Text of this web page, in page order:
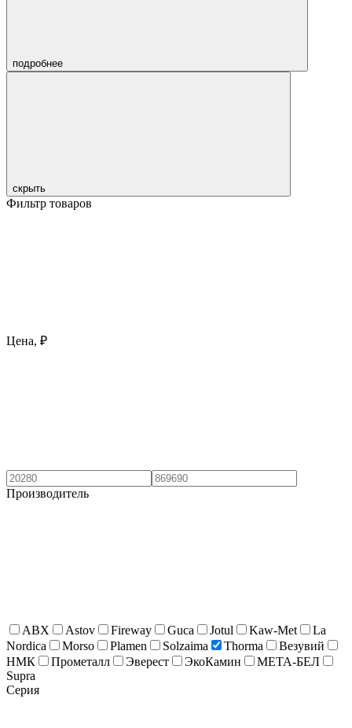
подробнее
скрыть
Фильтр товаров
Цена, ₽
Производитель
ABX Astov Fireway Guca Jotul Kaw-Met
La
Nordica
Morso Plamen Solzaima Thorma
Везувий
НМК
Прометалл Эверест ЭкоКамин
МЕТА-БЕЛ
Supra
Серия